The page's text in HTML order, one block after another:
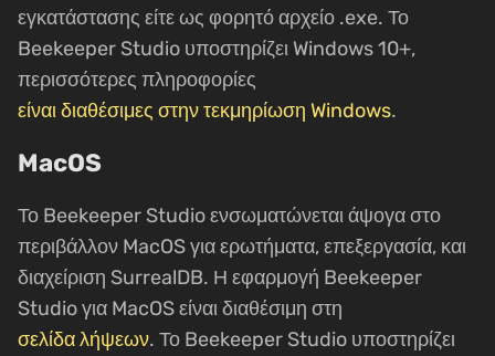
εγκατάστασης είτε ως φορητό αρχείο .exe. Το
Beekeeper Studio υποστηρίζει Windows 10+,
περισσότερες πληροφορίες
είναι διαθέσιμες στην τεκμηρίωση Windows.
MacOS
Το Beekeeper Studio ενσωματώνεται άψογα στο
περιβάλλον MacOS για ερωτήματα, επεξεργασία, και
διαχείριση SurrealDB. Η εφαρμογή Beekeeper
Studio για MacOS είναι διαθέσιμη στη
σελίδα λήψεων. Το Beekeeper Studio υποστηρίζει